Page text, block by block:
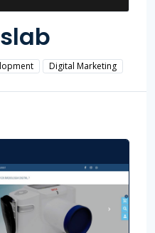
Digital Marketing